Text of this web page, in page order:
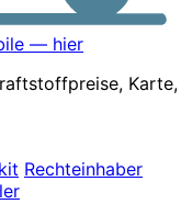
— hier
Karte,
Rechteinhaber